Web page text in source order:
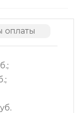
оплаты